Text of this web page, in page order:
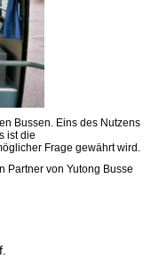
Bussen. Eins des Nutzens
ist die
Frage gewährt wird.
Partner von Yutong Busse